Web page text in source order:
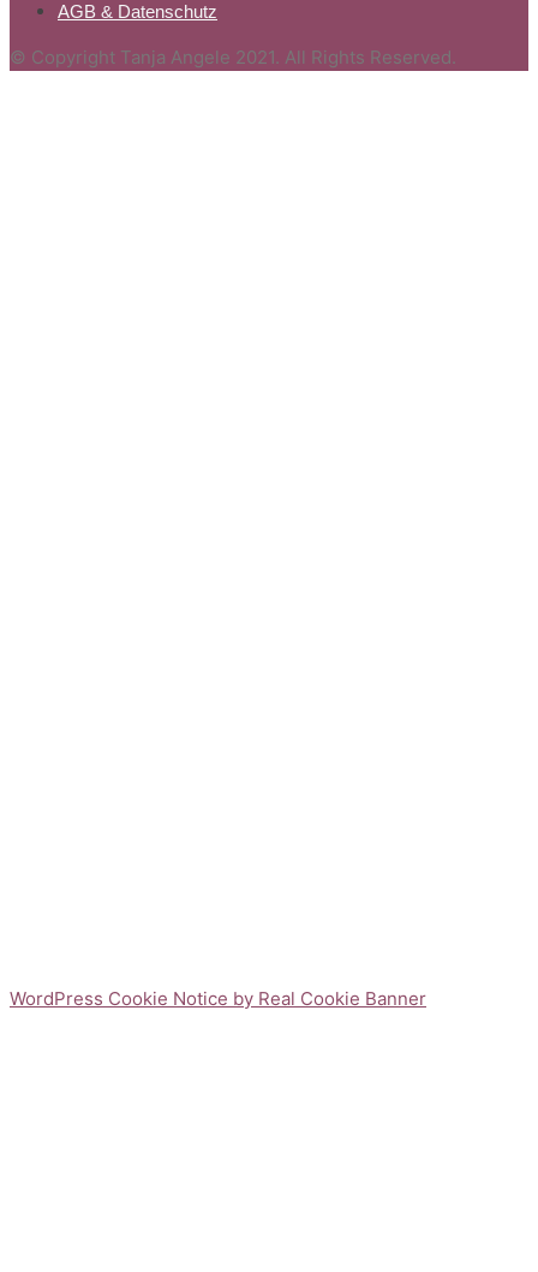
AGB & Datenschutz
© Copyright Tanja Angele 2021. All Rights Reserved.
WordPress Cookie Notice by Real Cookie Banner